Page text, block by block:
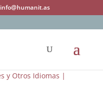
info@humanit.as